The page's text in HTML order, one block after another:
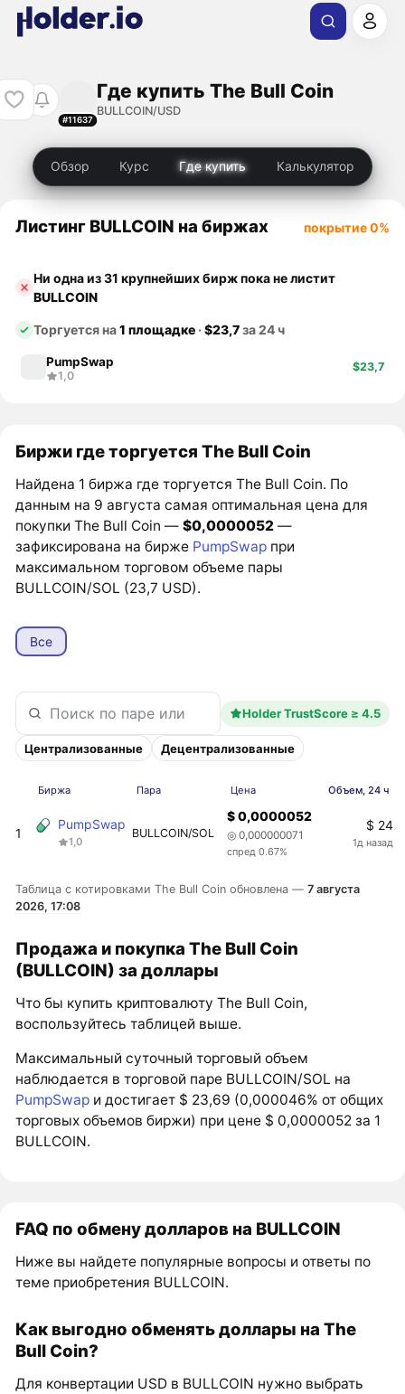
#11637
Где купить The Bull Coin
BULLCOIN/USD
Обзор Курс Где купить Калькулятор
Листинг BULLCOIN на биржах покрытие 0%
Ни одна из 31 крупнейших бирж пока не листит
BULLCOIN
Торгуется на1 площадке ·$23,7за 24 ч
PumpSwap
1,0
$23,7
Биржи где торгуется The Bull Coin
Найдена 1 биржа где торгуется The Bull Coin. По
данным на 9 августа самая оптимальная цена для
покупки The Bull Coin —$0,0000052 —
зафиксирована на бирже PumpSwap при
максимальном торговом объеме пары
BULLCOIN/SOL (23,7 USD).
Все
Holder TrustScore ≥ 4.5
Централизованные Децентрализованные
Биржа Пара Цена Объем, 24 ч
1
PumpSwap
1,0
BULLCOIN/SOL
$ 0,0000052
◎ 0,000000071
спред 0.67%
$ 24
1д назад
Таблица с котировками The Bull Coin обновлена —7 августа
2026, 17:08
Продажа и покупка The Bull Coin
(BULLCOIN) за доллары
Что бы купить криптовалюту The Bull Coin,
воспользуйтесь таблицей выше.
Максимальный суточный торговый объем
наблюдается в торговой паре BULLCOIN/SOL на
PumpSwap и достигает $ 23,69 (0,000046% от общих
торговых объемов биржи) при цене $ 0,0000052 за 1
BULLCOIN.
FAQ по обмену долларов на BULLCOIN
Ниже вы найдете популярные вопросы и ответы по
теме приобретения BULLCOIN.
Как выгодно обменять доллары на The
Bull Coin?
Для конвертации USD в BULLCOIN нужно выбрать